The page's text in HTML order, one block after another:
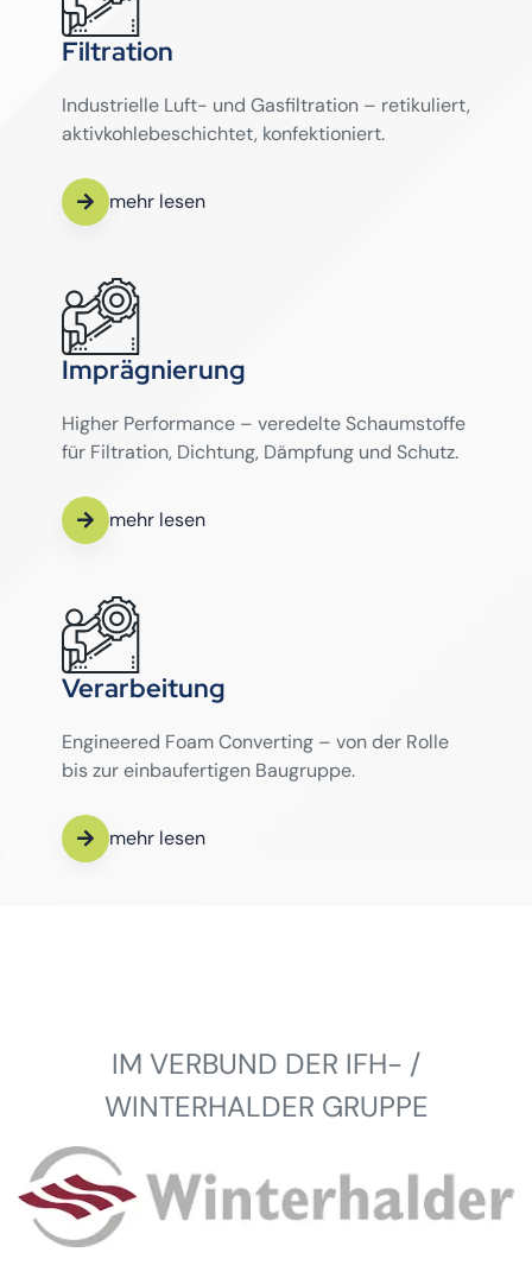
Filtration
Industrielle Luft- und Gasfiltration – retikuliert,
aktivkohlebeschichtet, konfektioniert.
mehr lesen
Imprägnierung
Higher Performance – veredelte Schaumstoffe
für Filtration, Dichtung, Dämpfung und Schutz.
mehr lesen
Verarbeitung
Engineered Foam Converting – von der Rolle
bis zur einbaufertigen Baugruppe.
mehr lesen
IM VERBUND DER IFH- /
WINTERHALDER GRUPPE
Winterhalder